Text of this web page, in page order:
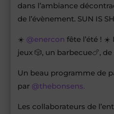
dans l’ambiance
de l’évènement. SUN IS
☀️ @enercon fête l’été ! ☀️
jeux 🎲, un barbecue🍗,
Un beau programme de
par @thebonsens.
Les collaborateurs de